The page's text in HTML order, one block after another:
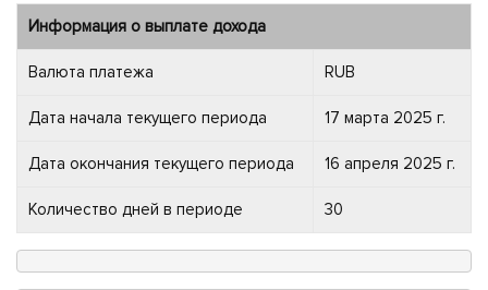
Информация о выплате дохода
Валюта платежа RUB
Дата начала текущего периода 17 марта 2025 г.
Дата окончания текущего периода 16 апреля 2025 г.
Количество дней в периоде 30